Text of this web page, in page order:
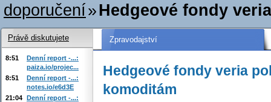
doporučení»Hedgeové fondy
Zpravodajství
Hedgeové fondy veria
komoditám
Právě diskutujete
8:51
Denní report -...:
paiza.io/projec...
8:51
Denní report -...:
notes.io/e6d3E
21:04 Denní report -...: